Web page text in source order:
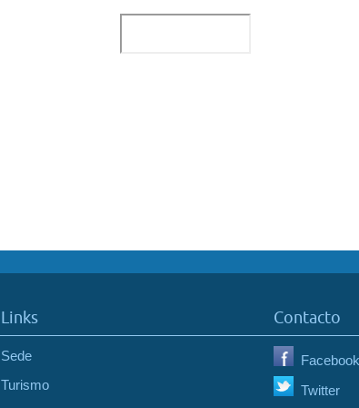
Links
Sede
Turismo
Contacto
Facebook
Twitter